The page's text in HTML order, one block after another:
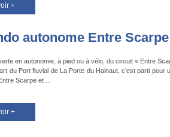
+
autonome Entre
en autonomie, à pied ou à vélo, du circuit « Entre
du Port fluvial de La Porte du Hainaut, c’est parti pour
Scarpe et ...
+